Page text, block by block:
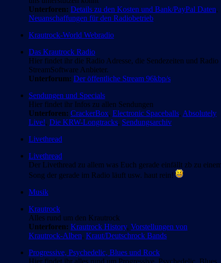
Unterforen: Details zu den Kosten und Bank/PayPal Daten,
Neuanschaffungen für den Radiobetrieb
Krautrock-World Webradio
Das Krautrock Radio
Hier findet ihr die Radio Adresse, die Sendezeiten und Radio
StreamSoftware Anbieter.
Unterforum: Der öffentliche Stream 96kbp/s
Sendungen und Specials
Hier findet ihr Infos zu allen Sendungen
Unterforen: CrackerBox, Electronic Spaceballs, Absolutely
Live!, Die KRW-Longtracks, Sendungsarchiv
Livethread
Livethread
Der Livethread zu allem was Euch gerade einfällt zb zu
Song der gerade im Radio läuft usw. haut rein!
Musik
Krautrock
Alles rund um den Krautrock
Unterforen: Krautrock History, Vorstellungen von
Krautrock-Alben, Kraut/Deutschrock Bands
Progressive, Psychedelic, Blues und Rock
Hier findet ihr alles rund um Progressive, Psychedelic, Blues